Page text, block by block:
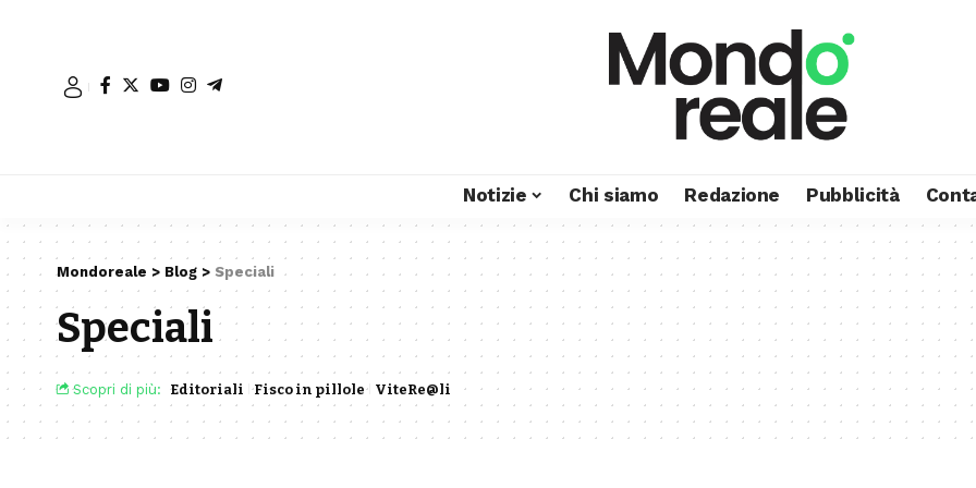
Notizie Chi siamo Redazione Pubblicità
Mondoreale > Blog > Speciali
Speciali
Scopri di più: Editoriali Fisco in pillole ViteRe@li